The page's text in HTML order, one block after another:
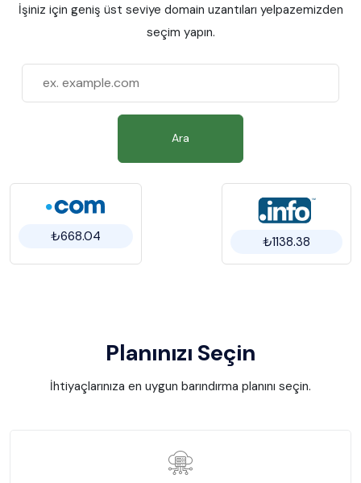
İşiniz için geniş üst seviye domain uzantıları yelpazemizden
seçim yapın.
Ara
₺668.04 ₺1138.38
Planınızı Seçin
İhtiyaçlarınıza en uygun barındırma planını seçin.